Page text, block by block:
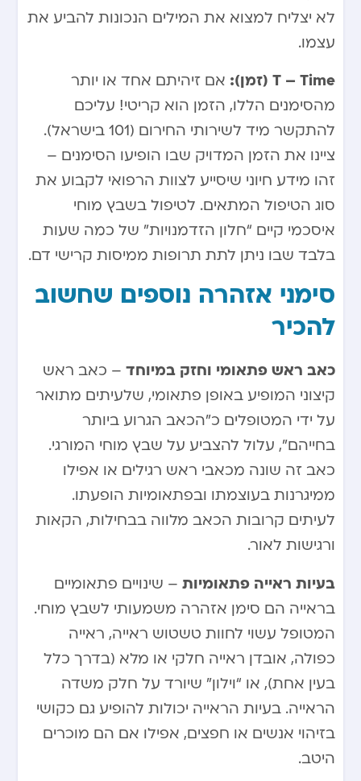
לא יצליח למצוא את המילים הנכונות להביע את
עצמו.
T – Time (זמן):
אם זיהיתם אחד או יותר
מהסימנים הללו, הזמן הוא קריטי! עליכם
להתקשר מיד לשירותי החירום (101 בישראל).
ציינו את הזמן המדויק שבו הופיעו הסימנים –
זהו מידע חיוני שיסייע לצוות הרפואי לקבוע את
סוג הטיפול המתאים. לטיפול בשבץ מוחי
איסכמי קיים “חלון הזדמנויות” של כמה שעות
בלבד שבו ניתן לתת תרופות ממיסות קרישי דם.
סימני אזהרה נוספים שחשוב
להכיר
כאב ראש פתאומי וחזק במיוחד – כאב ראש
קיצוני המופיע באופן פתאומי, שלעיתים מתואר
על ידי המטופלים כ”הכאב הגרוע ביותר
בחייהם”, עלול להצביע על שבץ מוחי המורגי.
כאב זה שונה מכאבי ראש רגילים או אפילו
ממיגרנות בעוצמתו ובפתאומיות הופעתו.
לעיתים קרובות הכאב מלווה בבחילות, הקאות
ורגישות לאור.
בעיות ראייה פתאומיות – שינויים פתאומיים
בראייה הם סימן אזהרה משמעותי לשבץ מוחי.
המטופל עשוי לחוות טשטוש ראייה, ראייה
כפולה, אובדן ראייה חלקי או מלא (בדרך כלל
בעין אחת), או “וילון” שיורד על חלק משדה
הראייה. בעיות הראייה יכולות להופיע גם כקושי
בזיהוי אנשים או חפצים, אפילו אם הם מוכרים
היטב.